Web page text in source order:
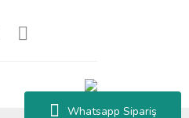
Whatsapp Sipariş